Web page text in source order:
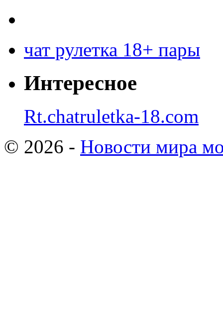
чат рулетка 18+ пары
Интересное
Rt.chatruletka-18.com
© 2026 - Новости мира